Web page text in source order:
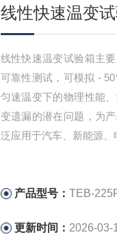
线性快速温变
线性快速温变试验箱主
可靠性测试，可模拟 -
匀速温变下的物理性能
变遗漏的潜在问题，为
泛应用于汽车、新能源、
产品型号： TEB-
更新时间： 2026-03-